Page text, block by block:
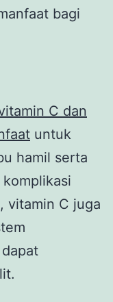
bagi
C dan
untuk
hamil serta
vitamin C juga